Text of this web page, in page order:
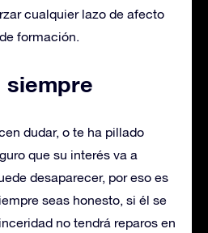
cualquier lazo de afecto
formación.
siempre
dudar, o te ha pillado
que su interés va a
desaparecer, por eso es
seas honesto, si él se
no tendrá reparos en